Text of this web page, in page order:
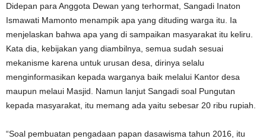
Didepan para Anggota Dewan yang terhormat, Sangadi Inaton
Ismawati Mamonto menampik apa yang dituding warga itu. Ia
menjelaskan bahwa apa yang di sampaikan masyarakat itu keliru.
Kata dia, kebijakan yang diambilnya, semua sudah sesuai
mekanisme karena untuk urusan desa, dirinya selalu
menginformasikan kepada warganya baik melalui Kantor desa
maupun melaui Masjid. Namun lanjut Sangadi soal Pungutan
kepada masyarakat, itu memang ada yaitu sebesar 20 ribu rupiah.
“Soal pembuatan pengadaan papan dasawisma tahun 2016, itu